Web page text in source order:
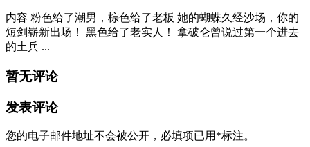
内容 粉色给了潮男，棕色给了老板 她的蝴蝶久经沙场，你的
短剑崭新出场！ 黑色给了老实人！ 拿破仑曾说过第一个进去
的土兵 ...
暂无评论
发表评论
您的电子邮件地址不会被公开， 必填项已用 *标注。